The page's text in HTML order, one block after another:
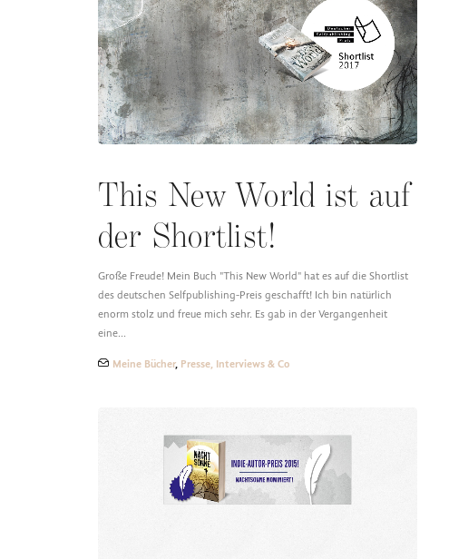
This New World ist auf
der Shortlist!
Große Freude! Mein Buch "This New World" hat es auf die Shortlist
des deutschen Selfpublishing-Preis geschafft! Ich bin natürlich
enorm stolz und freue mich sehr. Es gab in der Vergangenheit
eine…
Meine Bücher, Presse, Interviews & Co